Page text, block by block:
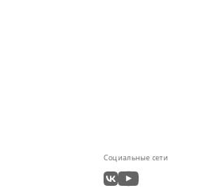
Социальные сети